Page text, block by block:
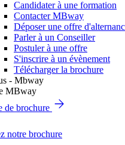
Candidater à une formation
Contacter MBway
Déposer une offre
Parler à un Conseiller
Postuler à une offre
S'inscrire à un évènement
Télécharger la brochure
MBway
de brochure
notre brochure